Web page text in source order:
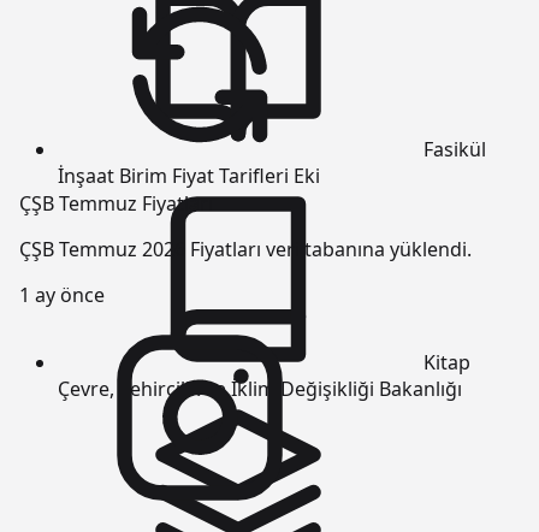
ÇŞB Temmuz Fiyatları
ÇŞB Temmuz 2026 Fiyatları veri tabanına yüklendi.
1 ay önce
Fasikül
İnşaat Birim Fiyat Tarifleri Eki
Kitap
Çevre, Şehircilik ve İklim Değişikliği Bakanlığı